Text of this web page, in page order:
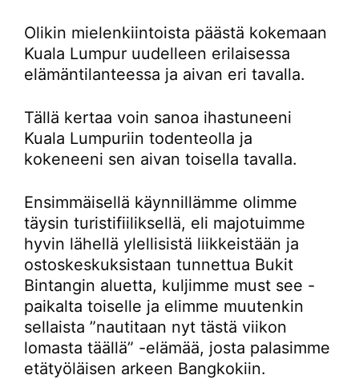
Olikin mielenkiintoista päästä kokemaan
Kuala Lumpur uudelleen erilaisessa
elämäntilanteessa ja aivan eri tavalla.
Tällä kertaa voin sanoa ihastuneeni
Kuala Lumpuriin todenteolla ja
kokeneeni sen aivan toisella tavalla.
Ensimmäisellä käynnillämme olimme
täysin turistifiiliksellä, eli majotuimme
hyvin lähellä ylellisistä liikkeistään ja
ostoskeskuksistaan tunnettua Bukit
Bintangin aluetta, kuljimme must see -
paikalta toiselle ja elimme muutenkin
sellaista ”nautitaan nyt tästä viikon
lomasta täällä” -elämää, josta palasimme
etätyöläisen arkeen Bangkokiin.